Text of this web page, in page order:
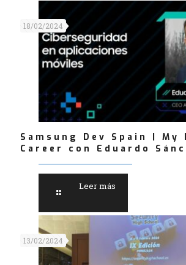
18/02/2024
Samsung Dev Spain | My
Career con Eduardo
Leer más
13/02/2024